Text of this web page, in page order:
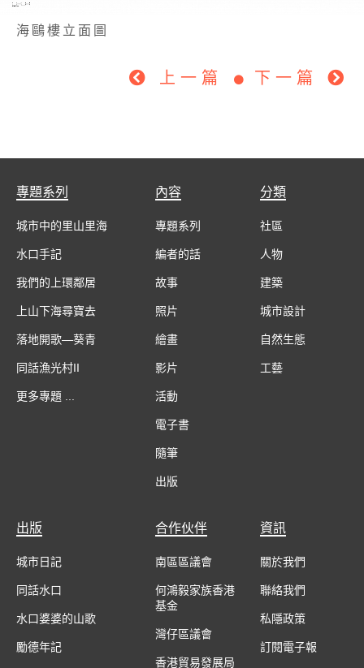
海鷗樓立面圖
上一篇 下一篇
專題系列
城市中的里山里海
水口手記
我們的上環鄰居
上山下海尋寶去
落地開歌—葵青
同話漁光村II
更多專題 ...
內容
專題系列
編者的話
故事
照片
繪畫
影片
活動
電子書
隨筆
出版
分類
社區
人物
建築
城市設計
自然生態
工藝
出版
城市日記
同話水口
水口婆婆的山歌
勵德年記
合作伙伴
南區區議會
何鴻毅家族香港
基金
灣仔區議會
香港貿易發展局
資訊
關於我們
聯絡我們
私隱政策
訂閱電子報